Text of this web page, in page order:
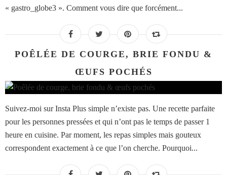
« gastro_globe3 ». Comment vous dire que forcément...
POÊLÉE DE COURGE, BRIE FONDU &
ŒUFS POCHÉS
Suivez-moi sur Insta Plus simple n’existe pas. Une recette parfaite
pour les personnes pressées et qui n’ont pas le temps de passer 1
heure en cuisine. Par moment, les repas simples mais gouteux
correspondent exactement à ce que l’on cherche. Pourquoi...